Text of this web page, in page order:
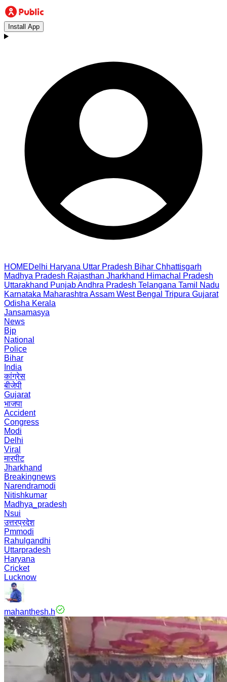
Install App
HOMEDelhi Haryana Uttar Pradesh Bihar Chhattisgarh
Madhya Pradesh Rajasthan Jharkhand Himachal Pradesh
Uttarakhand PunjabAndhra Pradesh Telangana Tamil Nadu
Karnataka Maharashtra Assam West Bengal Tripura Gujarat
Odisha Kerala
Jansamasya
News
Bjp
National
Police
Bihar
India
कांग्रेस
बीजेपी
Gujarat
भाजपा
Accident
Congress
Modi
Delhi
Viral
मारपीट
Jharkhand
Breakingnews
Narendramodi
Nitishkumar
Madhya_pradesh
Nsui
उत्तरप्रदेश
Pmmodi
Rahulgandhi
Uttarpradesh
Haryana
Cricket
Lucknow
mahanthesh.h